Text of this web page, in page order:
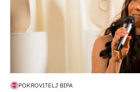
POKROVITELJ BIPA